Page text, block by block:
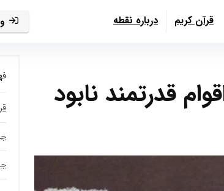
قرآن کریم درباره نقطه
13 تا 18 – چرا اقوام قدرتمند نابود